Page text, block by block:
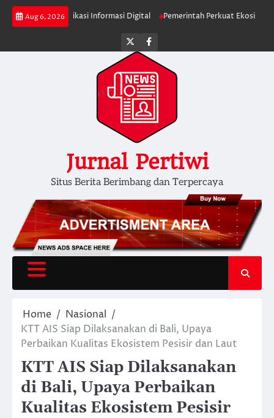
Skip
Aug 6, 2026
Verifikasi Informasi Digital Pemerintah Perkuat Ekosistem
Twitterfacebook
Jurnal Pertiwi
Situs Berita Berimbang dan Terpercaya
Home
Nasional
KTT AIS Siap Dilaksanakan di Bali, Upaya
Perbaikan Kualitas Ekosistem Pesisir dan Laut
KTT AIS Siap Dilaksanakan
di Bali, Upaya Perbaikan
Kualitas Ekosistem Pesisir